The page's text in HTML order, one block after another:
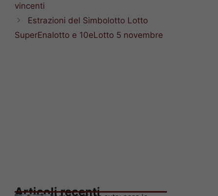
vincenti
Estrazioni del Simbolotto Lotto
SuperEnalotto e 10eLotto 5 novembre
Articoli recenti